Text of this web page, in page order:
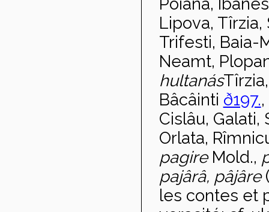
Lipova,
Trifesti, Baia-
Neamt,
hultanás
Bâcâinti ð197.
Cislâu, Galati,
Orlata,
pagire Mold.,
pajârâ, pâjâre
les contes et